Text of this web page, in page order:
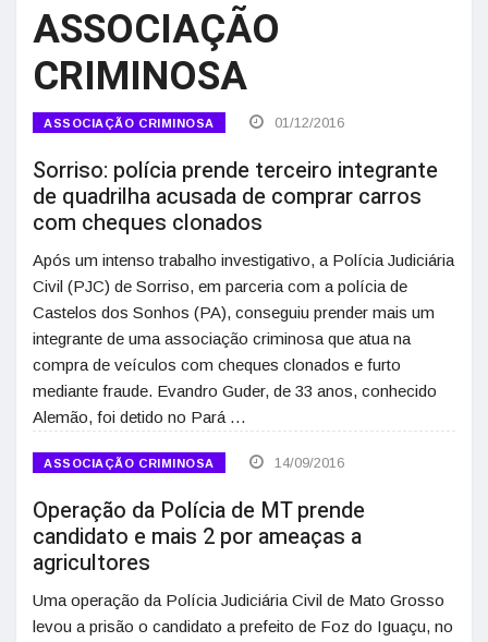
ASSOCIAÇÃO
CRIMINOSA
ASSOCIAÇÃO CRIMINOSA 01/12/2016
Sorriso: polícia prende terceiro integrante
de quadrilha acusada de comprar carros
com cheques clonados
Após um intenso trabalho investigativo, a Polícia Judiciária
Civil (PJC) de Sorriso, em parceria com a polícia de
Castelos dos Sonhos (PA), conseguiu prender mais um
integrante de uma associação criminosa que atua na
compra de veículos com cheques clonados e furto
mediante fraude. Evandro Guder, de 33 anos, conhecido
Alemão, foi detido no Pará …
ASSOCIAÇÃO CRIMINOSA 14/09/2016
Operação da Polícia de MT prende
candidato e mais 2 por ameaças a
agricultores
Uma operação da Polícia Judiciária Civil de Mato Grosso
levou a prisão o candidato a prefeito de Foz do Iguaçu, no